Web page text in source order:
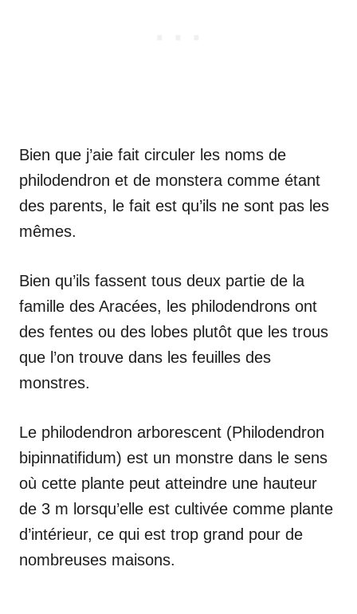
Bien que j’aie fait circuler les noms de
philodendron et de monstera comme étant
des parents, le fait est qu’ils ne sont pas les
mêmes.
Bien qu’ils fassent tous deux partie de la
famille des Aracées, les philodendrons ont
des fentes ou des lobes plutôt que les trous
que l’on trouve dans les feuilles des
monstres.
Le philodendron arborescent (Philodendron
bipinnatifidum) est un monstre dans le sens
où cette plante peut atteindre une hauteur
de 3 m lorsqu’elle est cultivée comme plante
d’intérieur, ce qui est trop grand pour de
nombreuses maisons.